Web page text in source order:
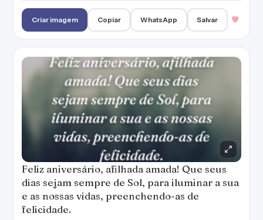
Criar imagem Copiar WhatsApp Salvar
Feliz aniversário, afilhada amada! Que seus
dias sejam sempre de Sol, para iluminar a sua
e as nossas vidas, preenchendo-as de
felicidade.